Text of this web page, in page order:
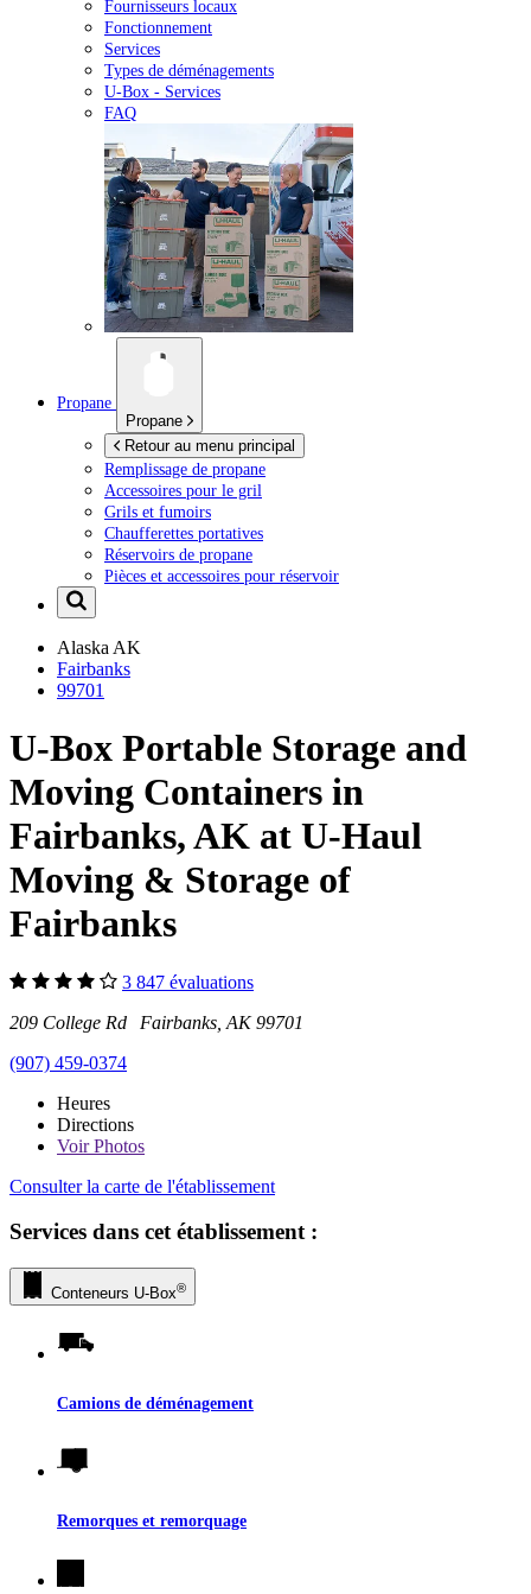
Fournisseurs locaux
Fonctionnement
Services
Types de déménagements
U-Box - Services
FAQ
Propane
Propane
Retour au menu principal
Remplissage de propane
Accessoires pour le gril
Grils et fumoirs
Chaufferettes portatives
Réservoirs de propane
Pièces et accessoires pour réservoir
Alaska AK
Fairbanks
99701
U-Box Portable Storage and
Moving Containers in
Fairbanks, AK at U-Haul
Moving & Storage of
Fairbanks
3 847 évaluations
209 College Rd Fairbanks, AK 99701
(907) 459-0374
Heures
Directions
VoirPhotos
Consulter la carte de l'établissement
Services dans cet établissement :
Conteneurs U-Box®
Camions de déménagement
Remorques et remorquage